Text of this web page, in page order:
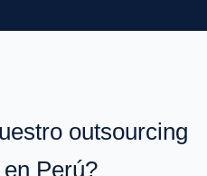
outsourcing
Perú?